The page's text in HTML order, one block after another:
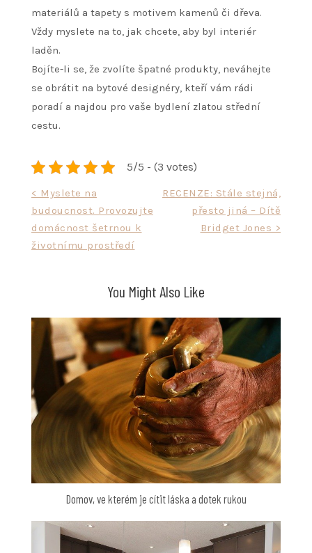
materiálů a tapety s motivem kamenů či dřeva.
Vždy myslete na to, jak chcete, aby byl interiér
laděn.
Bojíte-li se, že zvolíte špatné produkty, neváhejte
se obrátit na bytové designéry, kteří vám rádi
poradí a najdou pro vaše bydlení zlatou střední
cestu.
5/5 - (3 votes)
Navigace
příspěvek
< Myslete na
budoucnost. Provozujte
domácnost šetrnou k
životnímu prostředí
RECENZE: Stále stejná,
přesto jiná – Dítě
Bridget Jones >
You Might Also Like
Domov, ve kterém je cítit láska a dotek rukou